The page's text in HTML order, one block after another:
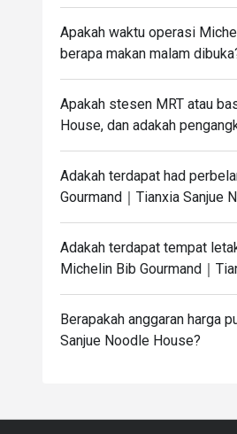
Apakah waktu operasi
berapa makan malam
Apakah stesen MRT atau
House, dan adakah
Adakah terdapat had
Gourmand｜Tianxia Sanjue
Adakah terdapat tempat
Michelin Bib Gourmand｜
Berapakah anggaran harga
Sanjue Noodle House?